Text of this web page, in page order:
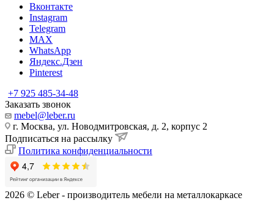
Вконтакте
Instagram
Telegram
MAX
WhatsApp
Яндекс.Дзен
Pinterest
+7 925 485-34-48
Заказать звонок
mebel@leber.ru
г. Москва, ул. Новодмитровская, д. 2, корпус 2
Подписаться на рассылку
Политика конфиденциальности
2026 © Leber - производитель мебели на металлокаркасе